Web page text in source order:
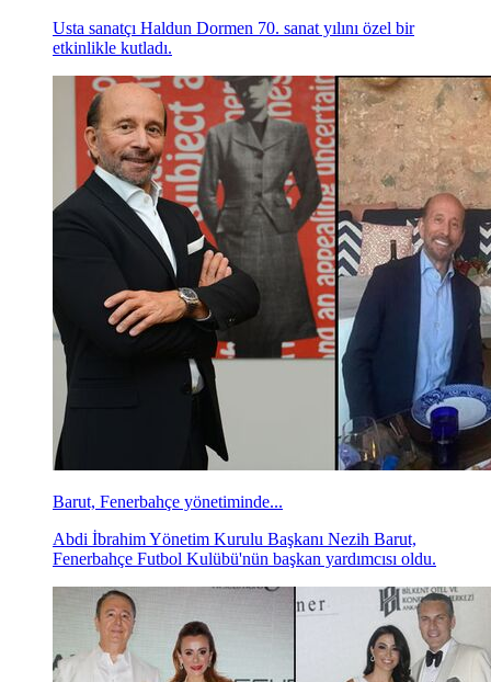
Usta sanatçı Haldun Dormen 70. sanat yılını özel bir
etkinlikle kutladı.
Barut, Fenerbahçe yönetiminde...
Abdi İbrahim Yönetim Kurulu Başkanı Nezih Barut,
Fenerbahçe Futbol Kulübü'nün başkan yardımcısı oldu.